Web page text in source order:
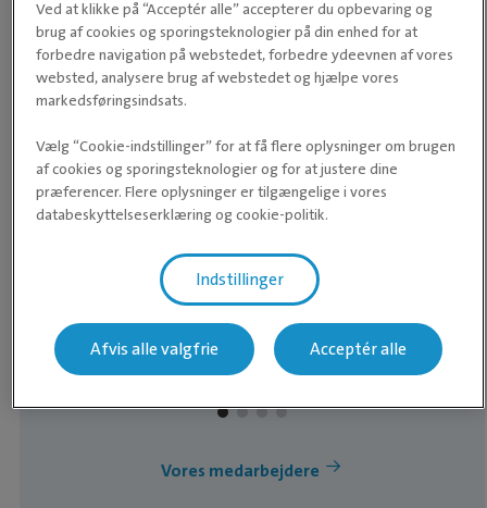
AUT. VETERINÆRSYGEPLEJERSKE
Nadja
hos Evidensia Kolding Dyrehospital, hvor hun
har sin daglige gang i receptionen og på
behandlings- og operationsafsnittet. Derudover
arbejder hun også i vores hesteafdeling, hvor
halthedsudredninger, bookinger mm. Dyr to
collie, som hun dyrker flere former for
Læs mere om Nadja
Vores medarbejdere
Ved at klikke på “Acceptér alle” accepterer du opbevaring og
brug af cookies og sporingsteknologier på din enhed for at
forbedre navigation på webstedet, forbedre ydeevnen af vores
websted, analysere brug af webstedet og hjælpe vores
markedsføringsindsats.
Vælg “Cookie-indstillinger” for at få flere oplysninger om brugen
af cookies og sporingsteknologier og for at justere dine
præferencer. Flere oplysninger er tilgængelige i vores
databeskyttelseserklæring og cookie-politik.
Indstillinger
Afvis alle valgfrie Acceptér alle